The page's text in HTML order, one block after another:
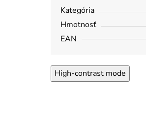
Kategória
Hmotnosť
EAN
High-contrast mode